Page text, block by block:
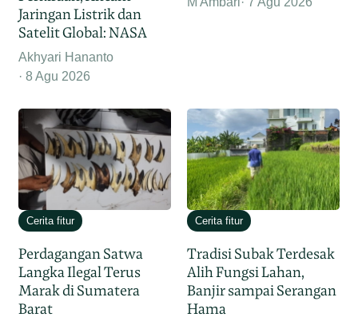
Jaringan Listrik dan
Satelit Global: NASA
Akhyari Hananto
8 Agu 2026
Cerita fitur
Perdagangan Satwa
Langka Ilegal Terus
Marak di Sumatera
Barat
Cerita fitur
Tradisi Subak Terdesak
Alih Fungsi Lahan,
Banjir sampai Serangan
Hama